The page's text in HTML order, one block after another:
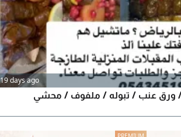
19 days ago
/ ورق عنب / تبوله / ملفوف / محشي